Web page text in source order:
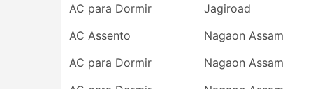
AC para Dormir
Jagiroad
AC Assento
Nagaon Assam
AC para Dormir
Nagaon Assam